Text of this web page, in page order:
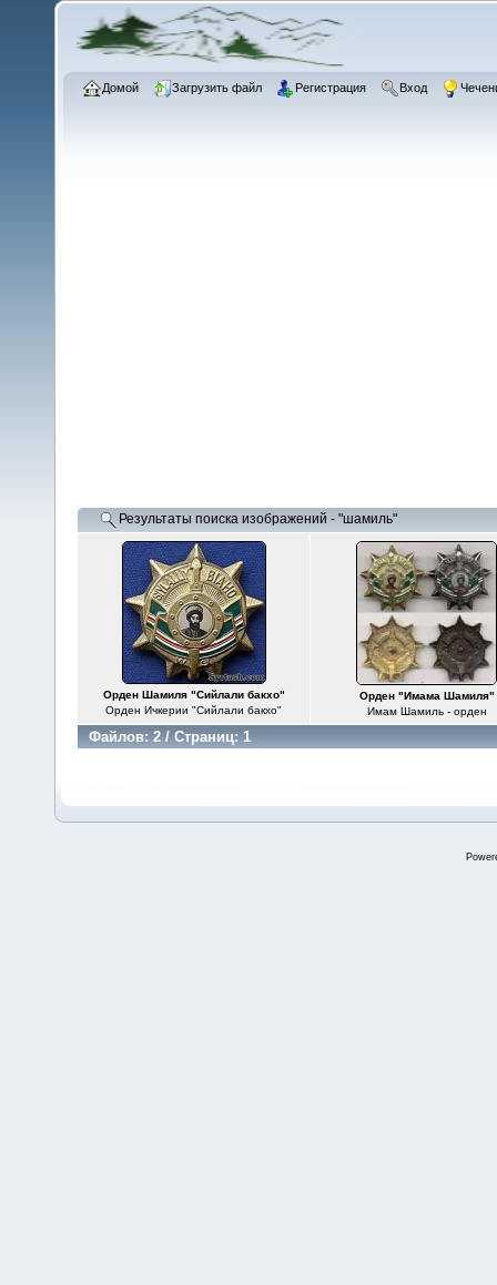
Домой Загрузить файл Регистрация Вход
Результаты поиска изображений - "шамиль"
Орден Шамиля "Сийлали бакхо"
Орден Ичкерии "Сийлали бакхо"
Орден "Имама Шамиля"
Имам Шамиль - орден
Файлов: 2 / Страниц: 1